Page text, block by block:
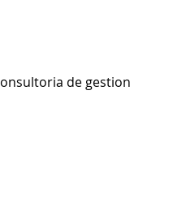
de gestion